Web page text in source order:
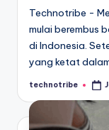
Technotribe -
mulai berembus
di Indonesia.
yang ketat
Posted
technotribe